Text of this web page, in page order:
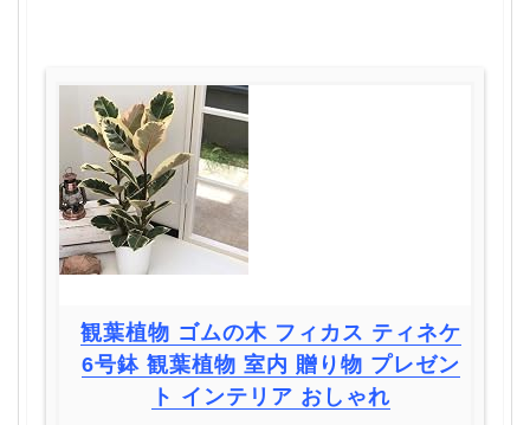
観葉植物 ゴムの木 フィカス ティネケ
6号鉢 観葉植物 室内 贈り物 プレゼン
ト インテリア おしゃれ